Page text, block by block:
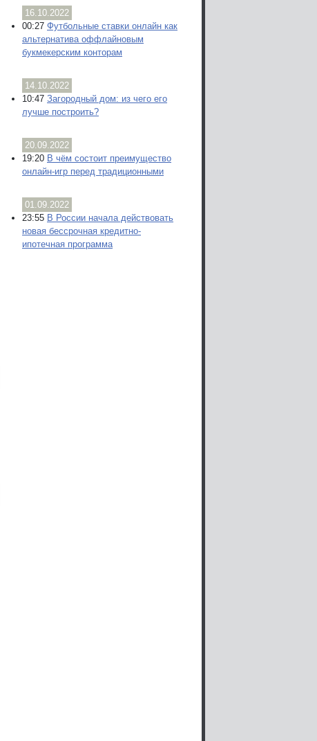
16.10.2022
00:27 Футбольные ставки онлайн как
альтернатива оффлайновым
букмекерским конторам
14.10.2022
10:47 Загородный дом: из чего его
лучше построить?
20.09.2022
19:20 В чём состоит преимущество
онлайн-игр перед традиционными
01.09.2022
23:55 В России начала действовать
новая бессрочная кредитно-
ипотечная программа